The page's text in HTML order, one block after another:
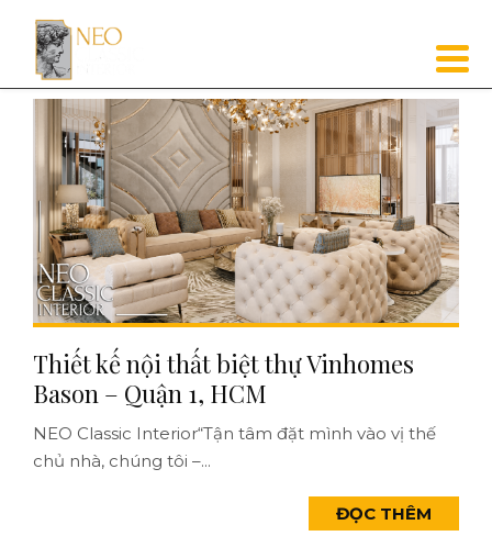
Thiết kế nội thất biệt thự Vinhomes
Bason – Quận 1, HCM
NEO Classic Interior“Tận tâm đặt mình vào vị thế
chủ nhà, chúng tôi –...
ĐỌC THÊM